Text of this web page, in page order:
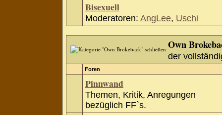
Bisexuell
Moderatoren: AngLee, Uschi
Own
der
Foren
Pinnwand
Themen, Kritik, Anregungen
bezüglich FF`s.